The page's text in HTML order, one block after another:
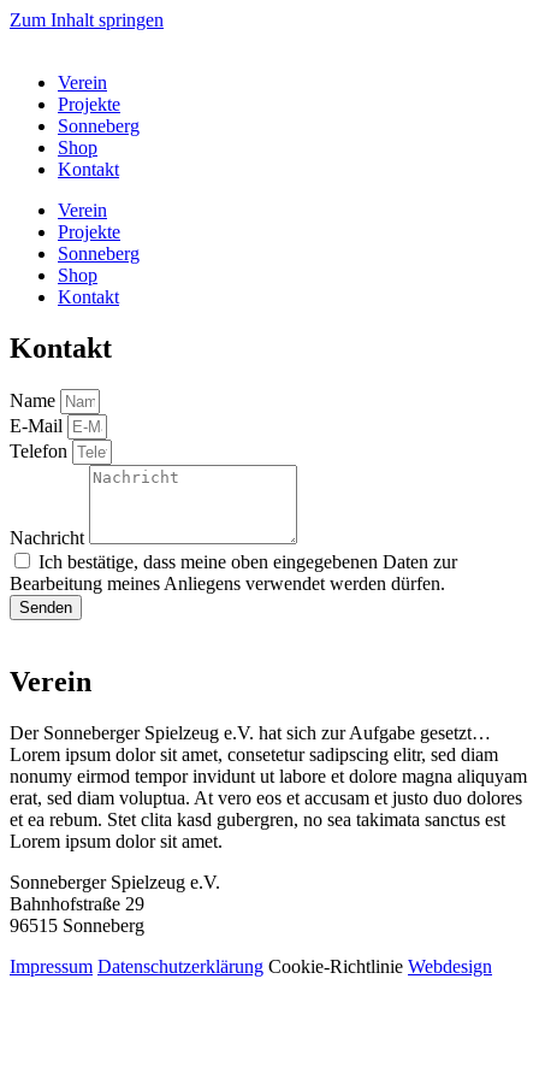
Zum Inhalt springen
Verein
Projekte
Sonneberg
Shop
Kontakt
Verein
Projekte
Sonneberg
Shop
Kontakt
Kontakt
Name
E-Mail
Telefon
Nachricht
Ich bestätige, dass meine oben eingegebenen Daten zur
Bearbeitung meines Anliegens verwendet werden dürfen.
Senden
Verein
Der Sonneberger Spielzeug e.V. hat sich zur Aufgabe gesetzt…
Lorem ipsum dolor sit amet, consetetur sadipscing elitr, sed diam
nonumy eirmod tempor invidunt ut labore et dolore magna aliquyam
erat, sed diam voluptua. At vero eos et accusam et justo duo dolores
et ea rebum. Stet clita kasd gubergren, no sea takimata sanctus est
Lorem ipsum dolor sit amet.
Sonneberger Spielzeug e.V.
Bahnhofstraße 29
96515 Sonneberg
Impressum Datenschutzerklärung Cookie-Richtlinie Webdesign